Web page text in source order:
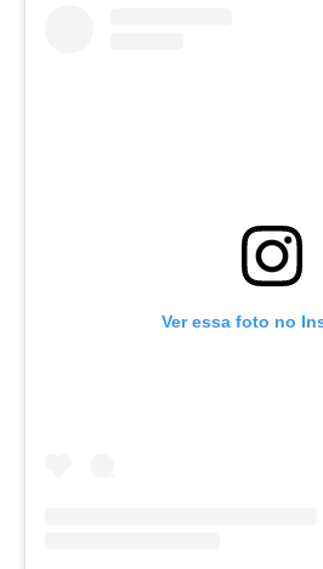
Ver essa foto no